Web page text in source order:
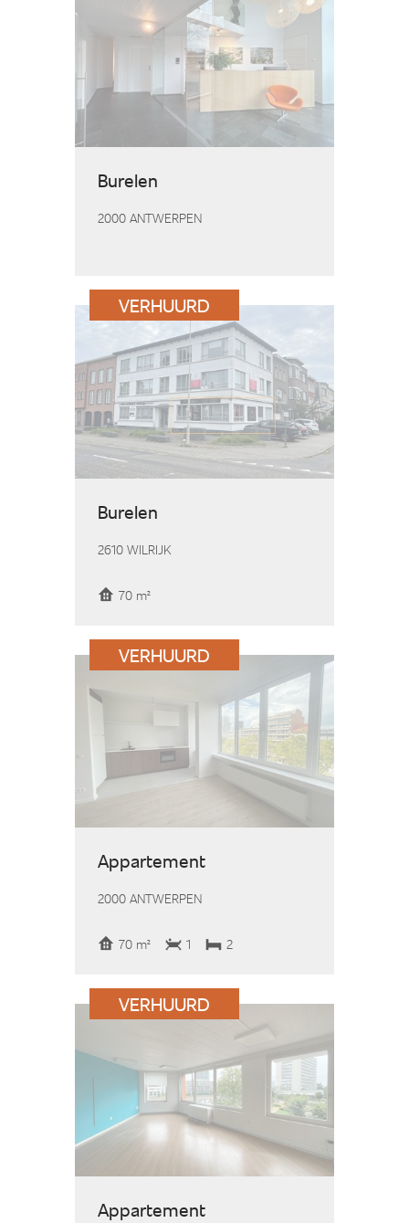
Burelen
2000 ANTWERPEN
VERHUURD
Burelen
2610 WILRIJK
70 m²
VERHUURD
Appartement
2000 ANTWERPEN
70 m² 1 2
VERHUURD
Appartement